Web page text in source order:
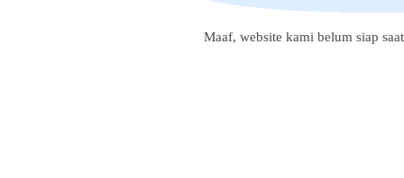
Maaf, website kami belum siap